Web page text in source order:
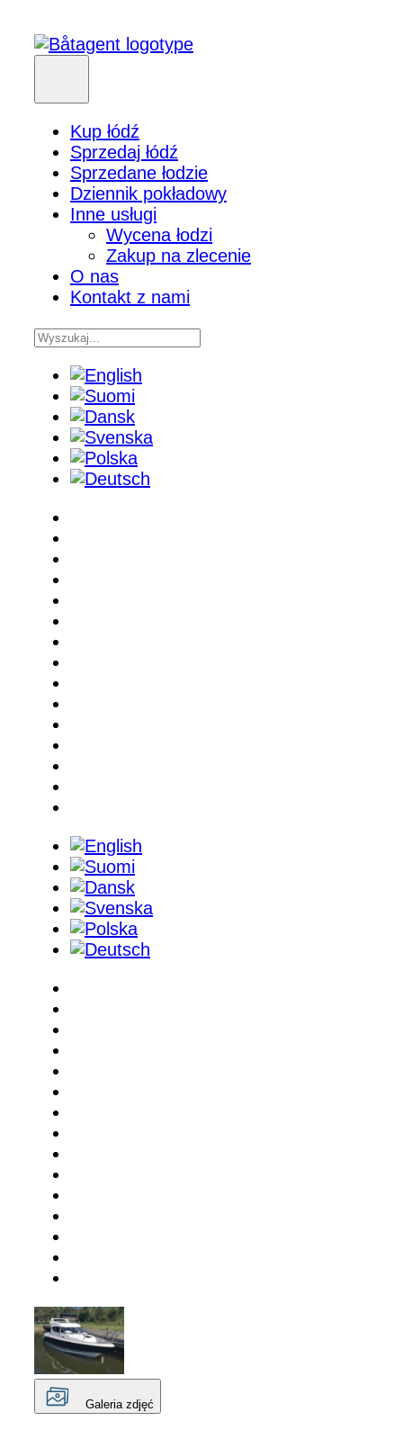
Kup łódź
Sprzedaj łódź
Sprzedane łodzie
Dziennik pokładowy
Inne usługi
Wycena łodzi
Zakup na zlecenie
O nas
Kontakt z nami
Galeria zdjęć